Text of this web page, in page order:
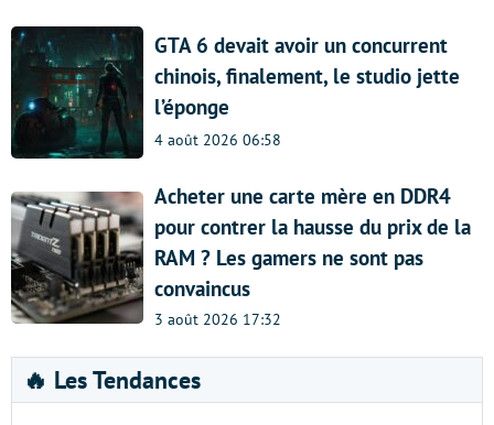
GTA 6 devait avoir un concurrent
chinois, finalement, le studio jette
l’éponge
4 août 2026 06:58
Acheter une carte mère en DDR4
pour contrer la hausse du prix de la
RAM ? Les gamers ne sont pas
convaincus
3 août 2026 17:32
🔥 Les Tendances